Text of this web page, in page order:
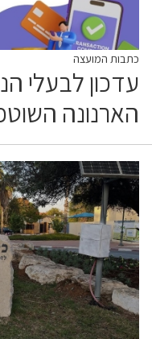
כתבות המועצה
עדכון לבעלי
הארנונה